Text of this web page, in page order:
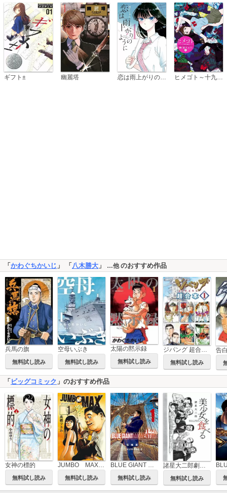
ギフト± 幽麗塔 恋は雨上がりのように ヒメゴト～十九歳の制服～
「 かわぐちかいじ 」 「 八木勝大 」 …他のおすすめ作品
兵馬の旗
無料試し読み
空母いぶき
無料試し読み
太陽の黙示録
無料試し読み 無料試し読み
「 ビッグコミック 」のおすすめ作品
女神の標的
無料試し読み
JUMBO MAX～ハイパーED薬密造人～
無料試し読み
BLUE GIANT MOMENTUM
無料試し読み 無料試し読み